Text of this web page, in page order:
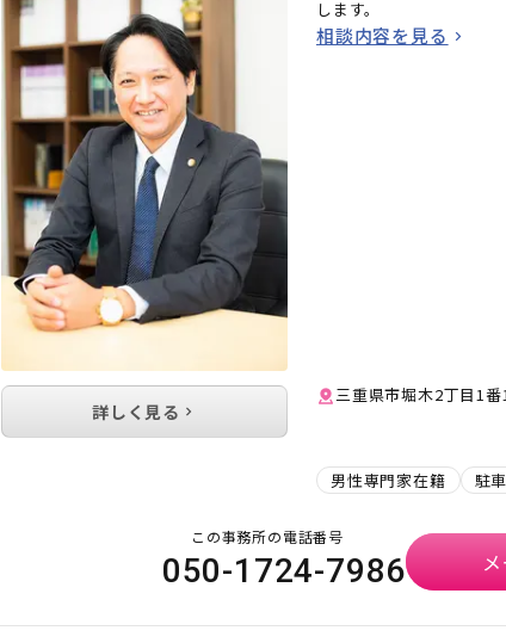
します。
相談内容を見る
三重県市堀木2丁目1番
男性専門家在籍 駐
詳しく見る
この事務所の電話番号
050-1724-7986